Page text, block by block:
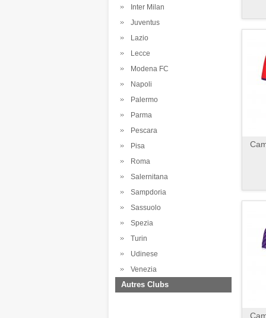
Inter Milan
Juventus
Lazio
Lecce
Modena FC
Napoli
Palermo
Parma
Pescara
Pisa
Roma
Salernitana
Sampdoria
Sassuolo
Spezia
Turin
Udinese
Venezia
Autres Clubs